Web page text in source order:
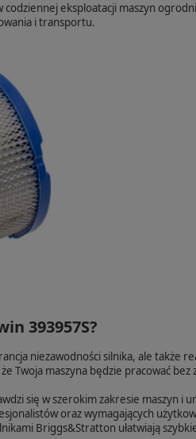
eksploatacji maszyn
i transportu.
393957S?
niezawodności silnika, ale także
Twoja maszyna będzie pracować bez
się w szerokim zakresie maszyn i
oraz wymagających
Briggs&Stratton ułatwiają